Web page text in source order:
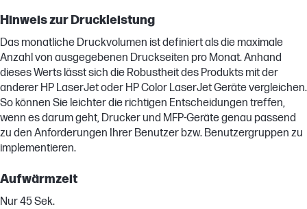
Hinweis zur Druckleistung
Das monatliche Druckvolumen ist definiert als die maximale
Anzahl von ausgegebenen Druckseiten pro Monat. Anhand
dieses Werts lässt sich die Robustheit des Produkts mit der
anderer HP LaserJet oder HP Color LaserJet Geräte vergleichen.
So können Sie leichter die richtigen Entscheidungen treffen,
wenn es darum geht, Drucker und MFP-Geräte genau passend
zu den Anforderungen Ihrer Benutzer bzw. Benutzergruppen zu
implementieren.
Aufwärmzeit
Nur 45 Sek.